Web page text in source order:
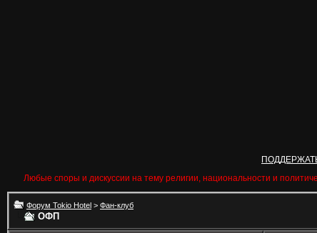
Любые споры и дискуссии на тему религии, национальности и
Форум Tokio Hotel > Фан-клуб
ОФП